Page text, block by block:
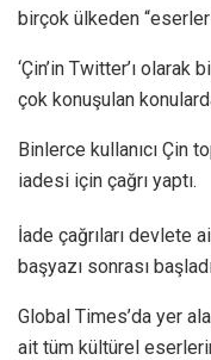
birçok ülkeden
‘Çin’in Twitter’ı
çok konuşulan
Binlerce kullanıcı Çin
iadesi için çağrı yaptı.
İade çağrıları devlete
başyazı sonrası
Global Times’da yer
ait tüm kültürel